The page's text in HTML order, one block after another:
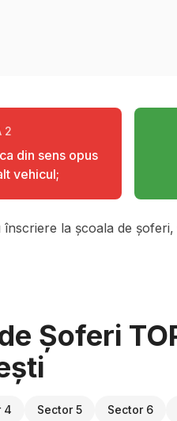
2
din sens opus
vehicul;
la școala de șoferi,
Șoferi
4 Sector 5 Sector 6